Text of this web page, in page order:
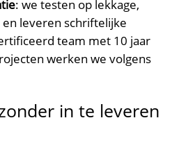
: we testen op lekkage,
leveren schriftelijke
team met 10 jaar
werken we volgens
in te leveren